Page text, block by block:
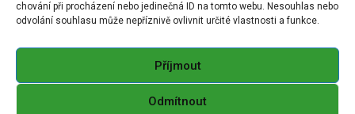
chování při procházení nebo jedinečná ID na tomto webu. Nesouhlas nebo
odvolání souhlasu může nepříznivě ovlivnit určité vlastnosti a funkce.
Příjmout
Odmítnout